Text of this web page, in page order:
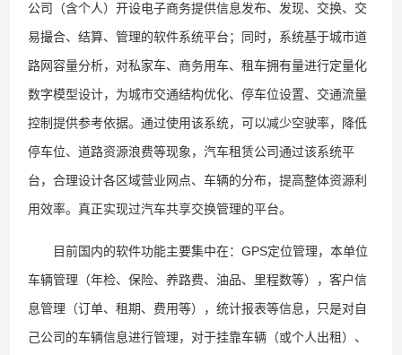
公司（含个人）开设电子商务提供信息发布、发现、交换、交
易撮合、结算、管理的软件系统平台；同时，系统基于城市道
路网容量分析，对私家车、商务用车、租车拥有量进行定量化
数字模型设计，为城市交通结构优化、停车位设置、交通流量
控制提供参考依据。通过使用该系统，可以减少空驶率，降低
停车位、道路资源浪费等现象，汽车租赁公司通过该系统平
台，合理设计各区域营业网点、车辆的分布，提高整体资源利
用效率。真正实现过汽车共享交换管理的平台。
目前国内的软件功能主要集中在：GPS定位管理，本单位
车辆管理（年检、保险、养路费、油品、里程数等），客户信
息管理（订单、租期、费用等），统计报表等信息，只是对自
己公司的车辆信息进行管理，对于挂靠车辆（或个人出租）、